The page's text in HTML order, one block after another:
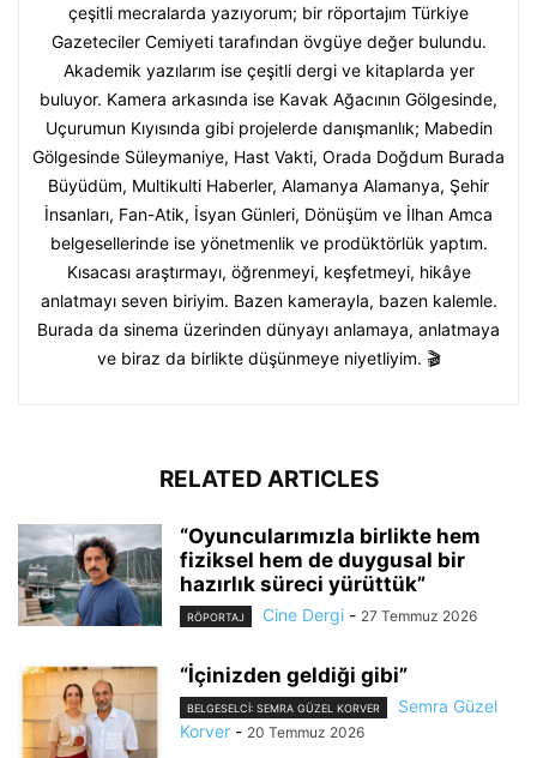
çeşitli mecralarda yazıyorum; bir röportajım Türkiye
Gazeteciler Cemiyeti tarafından övgüye değer bulundu.
Akademik yazılarım ise çeşitli dergi ve kitaplarda yer
buluyor. Kamera arkasında ise Kavak Ağacının Gölgesinde,
Uçurumun Kıyısında gibi projelerde danışmanlık; Mabedin
Gölgesinde Süleymaniye, Hast Vakti, Orada Doğdum Burada
Büyüdüm, Multikulti Haberler, Alamanya Alamanya, Şehir
İnsanları, Fan-Atik, İsyan Günleri, Dönüşüm ve İlhan Amca
belgesellerinde ise yönetmenlik ve prodüktörlük yaptım.
Kısacası araştırmayı, öğrenmeyi, keşfetmeyi, hikâye
anlatmayı seven biriyim. Bazen kamerayla, bazen kalemle.
Burada da sinema üzerinden dünyayı anlamaya, anlatmaya
ve biraz da birlikte düşünmeye niyetliyim. 🎬
RELATED ARTICLES
“Oyuncularımızla birlikte hem
fiziksel hem de duygusal bir
hazırlık süreci yürüttük”
RÖPORTAJ Cine Dergi - 27 Temmuz 2026
“İçinizden geldiği gibi”
BELGESELCI: SEMRA GÜZEL KORVER
Semra Güzel
Korver - 20 Temmuz 2026